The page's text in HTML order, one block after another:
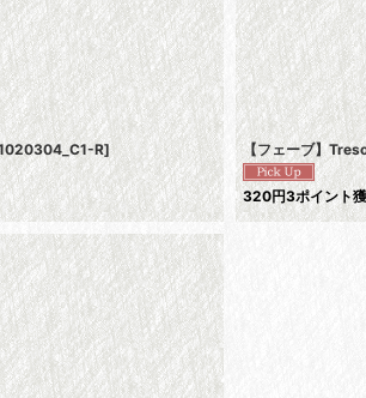
R] 【フェーブ】
320円3ポイント